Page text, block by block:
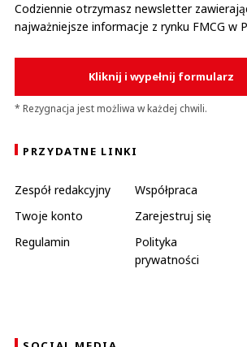
Codziennie otrzymasz newsletter
najważniejsze informacje z rynku FMCG w
Kliknij i wypełnij formularz
* Rezygnacja jest możliwa w każdej chwili.
PRZYDATNE LINKI
Zespół redakcyjny Współpraca
Twoje konto
Zarejestruj się
Regulamin
Polityka
prywatności